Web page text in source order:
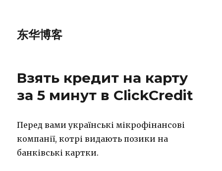
东华博客
Взять кредит на карту
за 5 минут в ClickCredit
Перед вами українські мікрофінансові
компанії, котрі видають позики на
банківські картки.